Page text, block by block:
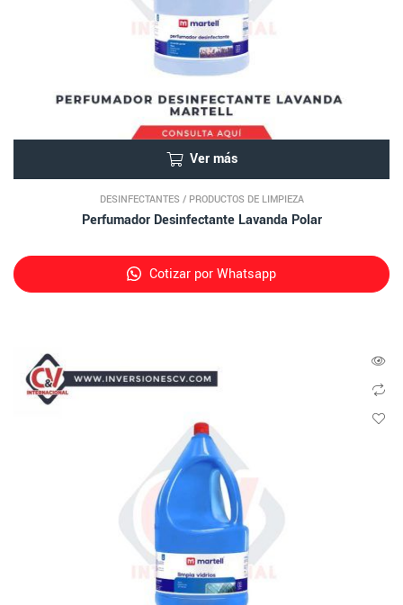
Ver más
DESINFECTANTES / PRODUCTOS DE LIMPIEZA
Perfumador Desinfectante Lavanda Polar
Cotizar por Whatsapp